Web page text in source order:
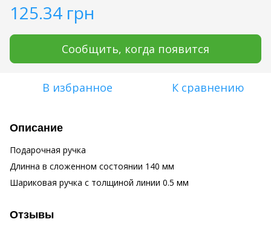
125.34 грн
Сообщить, когда появится
В избранное К сравнению
Описание
Подарочная ручка
Длинна в сложенном состоянии 140 мм
Шариковая ручка с толщиной линии 0.5 мм
Отзывы